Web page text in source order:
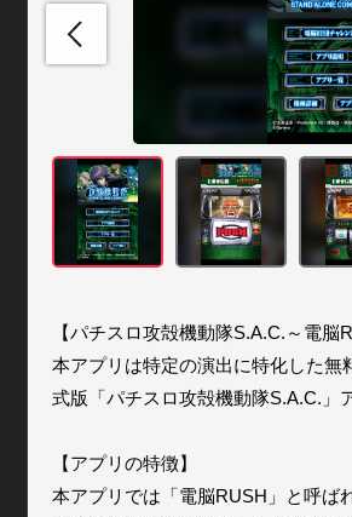
【パチスロ攻殻機動隊S.A.C.～電脳
本アプリは特定の演出に特化した無
式版「パチスロ攻殻機動隊S.A.C.」
【アプリの特徴】
本アプリでは「電脳RUSH」と呼ば